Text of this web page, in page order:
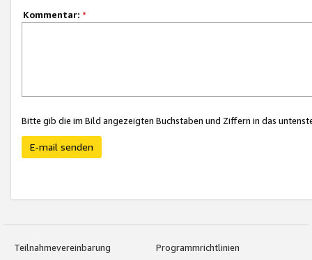
Kommentar: *
Bitte gib die im Bild angezeigten Buchstaben und Ziffern in das
E-mail senden
Teilnahmevereinbarung
Programmrichtlinien